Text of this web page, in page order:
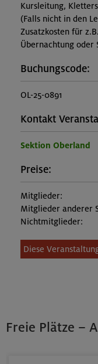
Kursleitung,
(Falls nicht in den
Zusatzkosten für
Übernachtung oder
Buchungscode:
OL-25-0891
Kontakt
Sektion Oberland
Preise:
Mitglieder:
Mitglieder anderer
Nichtmitglieder:
Diese
Freie Plätze –